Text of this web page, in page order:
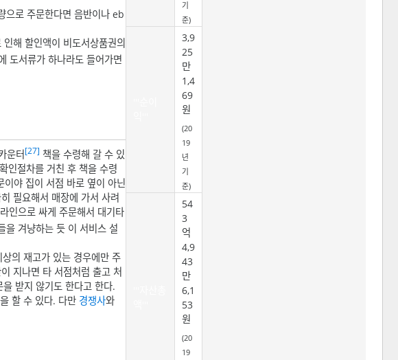
기
준)
3,9
25
만
1,4
69
원
(20
19
년
기
준)
54
3
억
4,9
43
만
6,1
53
원
(20
19
으로 주문한다면 음반이나 eb
해 할인액이 비도서상품권의
도서류가 하나라도 들어가면
운터[27] 책을 수령해 갈 수 있
인절차를 거친 후 책을 수령
야 집이 서점 바로 옆이 아닌
필요해서 매장에 가서 사려
인으로 싸게 주문해서 대기타
을 겨냥하는 듯 이 서비스 설
의 재고가 있는 경우에만 주
지나면 타 서점처럼 출고 처
받지 않기도 한다고 한다.
할 수 있다. 다만 경쟁사와